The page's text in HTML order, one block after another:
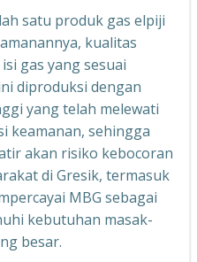
satu produk gas elpiji
kualitas
gas yang sesuai
diproduksi dengan
yang telah melewati
keamanan, sehingga
akan risiko kebocoran
di Gresik, termasuk
MBG sebagai
kebutuhan masak-
besar.